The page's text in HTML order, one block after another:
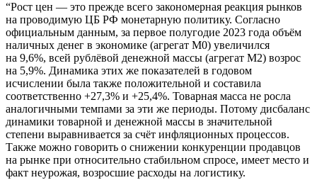
“Рост цен — это прежде всего закономерная реакция рынков
на проводимую ЦБ РФ монетарную политику. Согласно
официальным данным, за первое полугодие 2023 года объём
наличных денег в экономике (агрегат М0) увеличился
на 9,6%, всей рублёвой денежной массы (агрегат М2) возрос
на 5,9%. Динамика этих же показателей в годовом
исчислении была также положительной и составила
соответственно +27,3% и +25,4%. Товарная масса не росла
аналогичными темпами за эти же периоды. Потому дисбаланс
динамики товарной и денежной массы в значительной
степени выравнивается за счёт инфляционных процессов.
Также можно говорить о снижении конкуренции продавцов
на рынке при относительно стабильном спросе, имеет место и
факт неурожая, возросшие расходы на логистику.